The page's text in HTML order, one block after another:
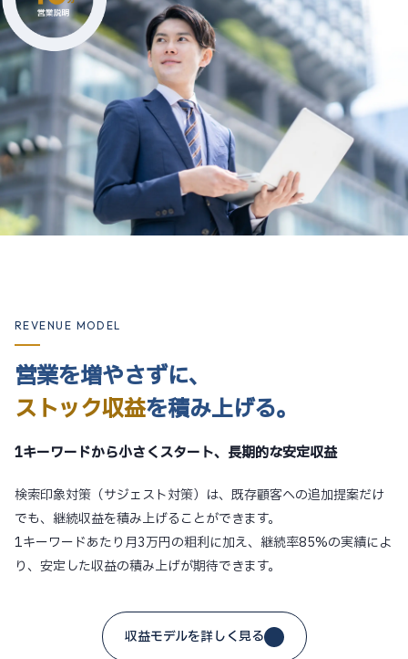
REVENUE MODEL
営業を増やさずに、
ストック収益を積み上げる。
1キーワードから小さくスタート、長期的な安定収益
検索印象対策（サジェスト対策）は、既存顧客への追加提案だけ
でも、継続収益を積み上げることができます。
1キーワードあたり月3万円の粗利に加え、継続率85%の実績によ
り、安定した収益の積み上げが期待できます。
収益モデルを詳しく見る